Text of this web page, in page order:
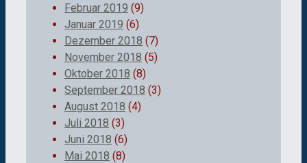
Februar 2019 (9)
Januar 2019 (6)
Dezember 2018 (7)
November 2018 (5)
Oktober 2018 (8)
September 2018 (3)
August 2018 (4)
Juli 2018 (3)
Juni 2018 (6)
Mai 2018 (8)